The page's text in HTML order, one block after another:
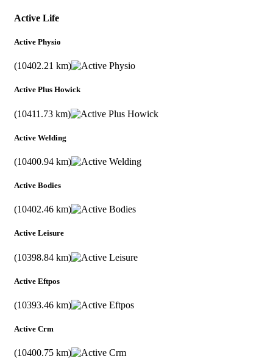
Active Life
Active Physio
(10402.21 km)
Active Plus Howick
(10411.73 km)
Active Welding
(10400.94 km)
Active Bodies
(10402.46 km)
Active Leisure
(10398.84 km)
Active Eftpos
(10393.46 km)
Active Crm
(10400.75 km)